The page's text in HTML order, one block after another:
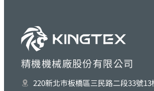
精機機械廠股份有限公司
220新北巿板橋區三民路二段33號13